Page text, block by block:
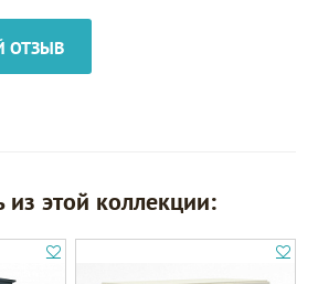
ОТЗЫВ
этой коллекции: